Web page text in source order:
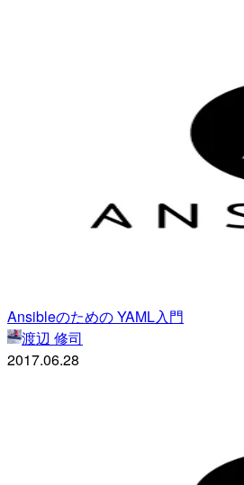
Ansibleのための YAML入門
渡辺 修司
2017.06.28